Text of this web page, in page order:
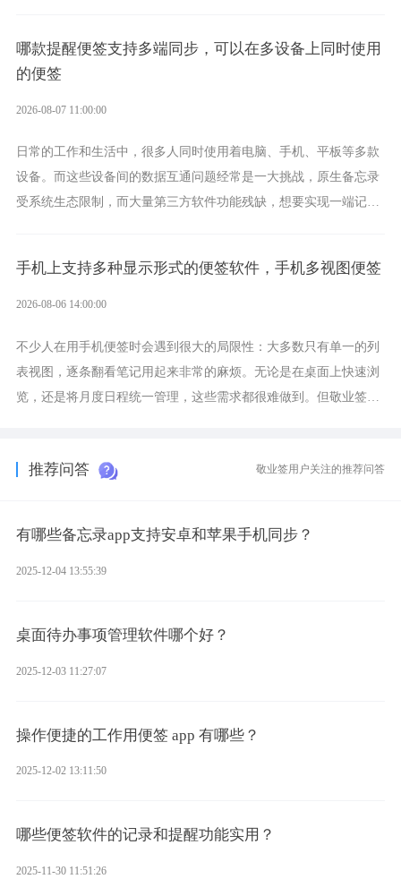
哪款提醒便签支持多端同步，可以在多设备上同时使用
的便签
2026-08-07 11:00:00
日常的工作和生活中，很多人同时使用着电脑、手机、平板等多款
设备。而这些设备间的数据互通问题经常是一大挑战，原生备忘录
受系统生态限制，而大量第三方软件功能残缺，想要实现一端记
手机上支持多种显示形式的便签软件，手机多视图便签
2026-08-06 14:00:00
不少人在用手机便签时会遇到很大的局限性：大多数只有单一的列
表视图，逐条翻看笔记用起来非常的麻烦。无论是在桌面上快速浏
览，还是将月度日程统一管理，这些需求都很难做到。但敬业签作
推荐问答 敬业签用户关注的推荐问答
有哪些备忘录app支持安卓和苹果手机同步？
2025-12-04 13:55:39
桌面待办事项管理软件哪个好？
2025-12-03 11:27:07
操作便捷的工作用便签 app 有哪些？
2025-12-02 13:11:50
哪些便签软件的记录和提醒功能实用？
2025-11-30 11:51:26